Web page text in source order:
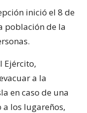
inició el 8 de
población de la
Ejército,
a la
en caso de una
los lugareños,